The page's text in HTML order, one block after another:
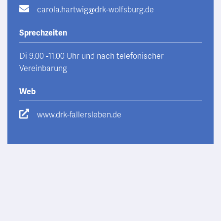
carola.hartwig@drk-wolfsburg.de
Sprechzeiten
Di 9.00 -11.00 Uhr und nach telefonischer
Vereinbarung
Web
www.drk-fallersleben.de